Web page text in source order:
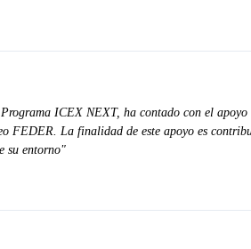
ICEX NEXT, ha contado con el
FEDER. La finalidad de este apoyo es
su entorno"